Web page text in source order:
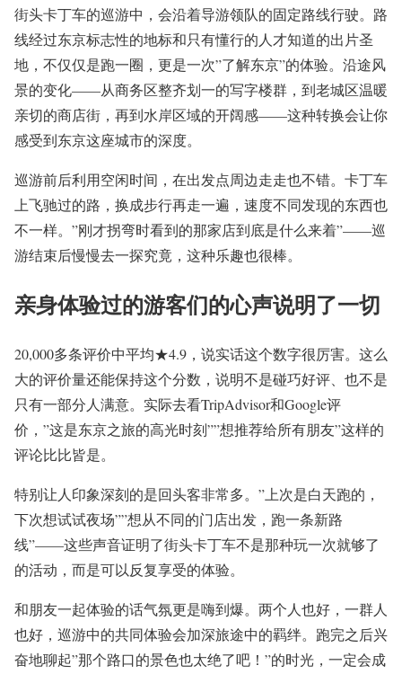
街头卡丁车的巡游中，会沿着导游领队的固定路线行驶。路
线经过东京标志性的地标和只有懂行的人才知道的出片圣
地，不仅仅是跑一圈，更是一次”了解东京”的体验。沿途风
景的变化——从商务区整齐划一的写字楼群，到老城区温暖
亲切的商店街，再到水岸区域的开阔感——这种转换会让你
感受到东京这座城市的深度。
巡游前后利用空闲时间，在出发点周边走走也不错。卡丁车
上飞驰过的路，换成步行再走一遍，速度不同发现的东西也
不一样。”刚才拐弯时看到的那家店到底是什么来着”——巡
游结束后慢慢去一探究竟，这种乐趣也很棒。
亲身体验过的游客们的心声说明了一切
20,000多条评价中平均★4.9，说实话这个数字很厉害。这么
大的评价量还能保持这个分数，说明不是碰巧好评、也不是
只有一部分人满意。实际去看TripAdvisor和Google评
价，”这是东京之旅的高光时刻””想推荐给所有朋友”这样的
评论比比皆是。
特别让人印象深刻的是回头客非常多。”上次是白天跑的，
下次想试试夜场””想从不同的门店出发，跑一条新路
线”——这些声音证明了街头卡丁车不是那种玩一次就够了
的活动，而是可以反复享受的体验。
和朋友一起体验的话气氛更是嗨到爆。两个人也好，一群人
也好，巡游中的共同体验会加深旅途中的羁绊。跑完之后兴
奋地聊起”那个路口的景色也太绝了吧！”的时光，一定会成